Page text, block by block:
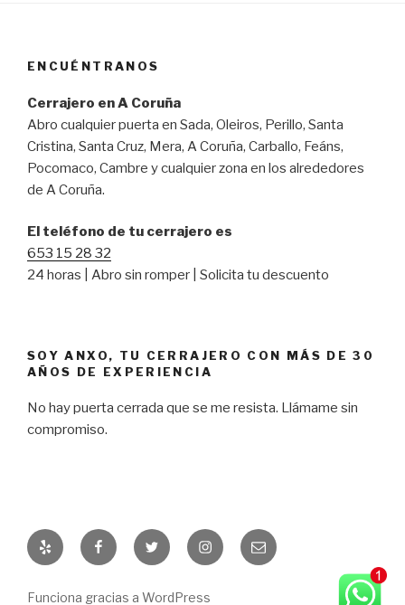
ENCUÉNTRANOS
Cerrajero en A Coruña
Abro cualquier puerta en Sada, Oleiros, Perillo, Santa
Cristina, Santa Cruz, Mera, A Coruña, Carballo, Feáns,
Pocomaco, Cambre y cualquier zona en los alrededores
de A Coruña.
El teléfono de tu cerrajero es
653 15 28 32
24 horas | Abro sin romper | Solicita tu descuento
SOY ANXO, TU CERRAJERO CON MÁS DE 30
AÑOS DE EXPERIENCIA
No hay puerta cerrada que se me resista. Llámame sin
compromiso.
Yelp FacebookTwitter InstagramCorreo
electrónico
Funciona gracias a WordPress